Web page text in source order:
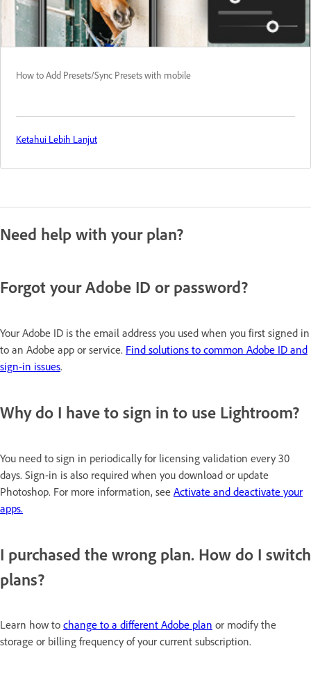
How to Add Presets/Sync Presets with mobile
Ketahui Lebih Lanjut
Need help with your plan?
Forgot your Adobe ID or password?
Your Adobe ID is the email address you used when you first signed in
to an Adobe app or service. Find solutions to common Adobe ID and
sign-in issues.
Why do I have to sign in to use Lightroom?
You need to sign in periodically for licensing validation every 30
days. Sign-in is also required when you download or update
Photoshop. For more information, see Activate and deactivate your
apps.
I purchased the wrong plan. How do I switch
plans?
Learn how to change to a different Adobe plan or modify the
storage or billing frequency of your current subscription.